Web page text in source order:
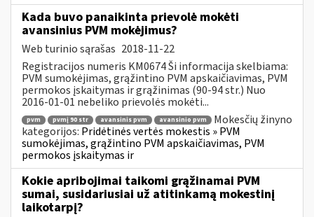
Kada buvo panaikinta prievolė mokėti
avansinius PVM mokėjimus?
Web turinio sąrašas 2018-11-22
Registracijos numeris KM0674 Ši informacija skelbiama:
PVM sumokėjimas, grąžintino PVM apskaičiavimas, PVM
permokos įskaitymas ir grąžinimas (90-94 str.) Nuo
2016-01-01 nebeliko prievolės mokėti...
pvm pvmį 90 str avansinis pvm avansinio pvm
Mokesčių žinyno
kategorijos: Pridėtinės vertės mokestis » PVM
sumokėjimas, grąžintino PVM apskaičiavimas, PVM
permokos įskaitymas ir
Kokie apribojimai taikomi grąžinamai PVM
sumai, susidariusiai už atitinkamą mokestinį
laikotarpį?